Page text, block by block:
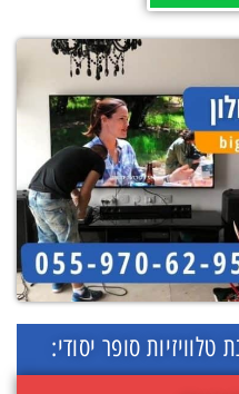
סופר יסודי: